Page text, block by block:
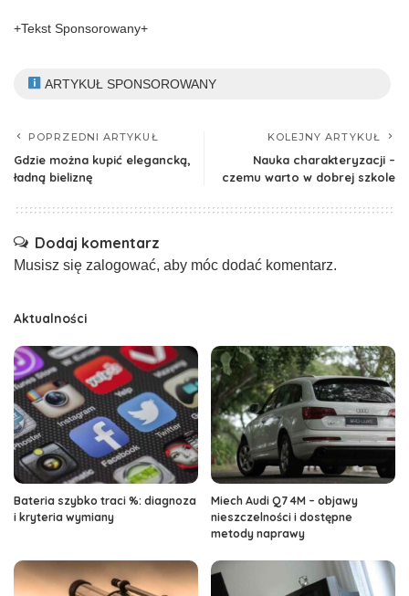
+Tekst Sponsorowany+
ARTYKUŁ SPONSOROWANY
POPRZEDNI ARTYKUŁ
Gdzie można kupić elegancką,
ładną bieliznę
KOLEJNY ARTYKUŁ
Nauka charakteryzacji –
czemu warto w dobrej szkole
Dodaj komentarz
Musisz się zalogować, aby móc dodać komentarz.
Aktualności
Bateria szybko traci %: diagnoza
i kryteria wymiany
Miech Audi Q7 4M – objawy
nieszczelności i dostępne
metody naprawy